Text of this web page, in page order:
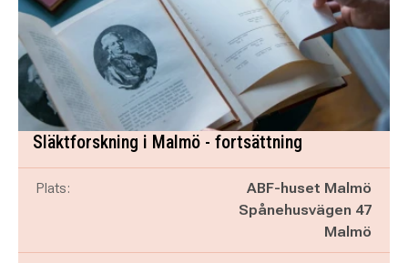
Släktforskning i Malmö - fortsättning
Plats:
ABF-huset Malmö
Spånehusvägen 47
Malmö